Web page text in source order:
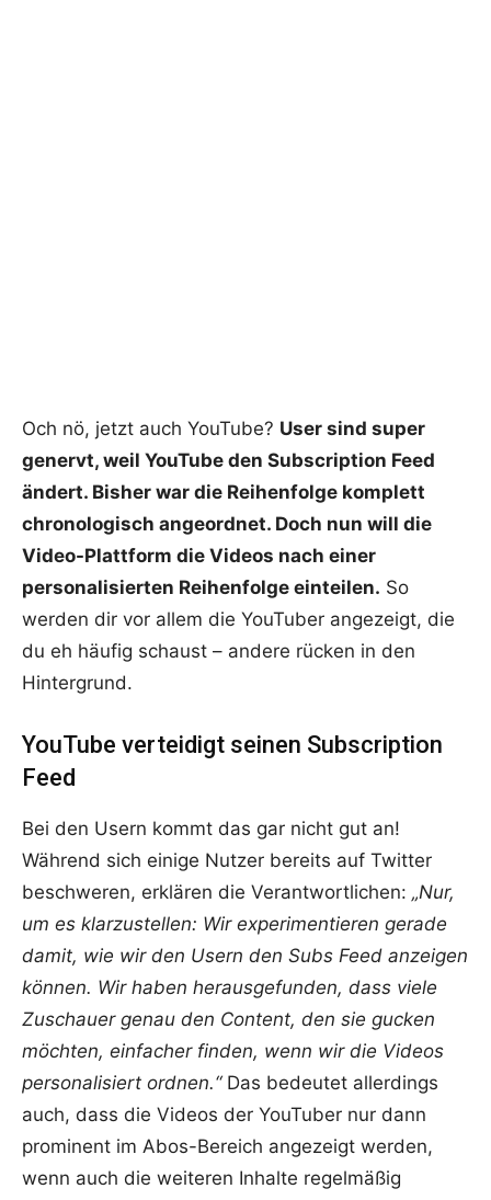
Och nö, jetzt auch YouTube? User sind super
genervt, weil YouTube den Subscription Feed
ändert. Bisher war die Reihenfolge komplett
chronologisch angeordnet. Doch nun will die
Video-Plattform die Videos nach einer
personalisierten Reihenfolge einteilen. So
werden dir vor allem die YouTuber angezeigt, die
du eh häufig schaust – andere rücken in den
Hintergrund.
YouTube verteidigt seinen Subscription
Feed
Bei den Usern kommt das gar nicht gut an!
Während sich einige Nutzer bereits auf Twitter
beschweren, erklären die Verantwortlichen: „Nur,
um es klarzustellen: Wir experimentieren gerade
damit, wie wir den Usern den Subs Feed anzeigen
können. Wir haben herausgefunden, dass viele
Zuschauer genau den Content, den sie gucken
möchten, einfacher finden, wenn wir die Videos
personalisiert ordnen.“ Das bedeutet allerdings
auch, dass die Videos der YouTuber nur dann
prominent im Abos-Bereich angezeigt werden,
wenn auch die weiteren Inhalte regelmäßig